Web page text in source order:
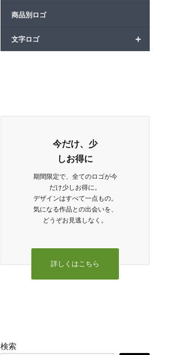
商品別ロゴ
+
文字ロゴ
今だけ、少
しお得に
期間限定で、全てのロゴが今
だけ少しお得に。
デザインはすべて一点もの。
気になる作品との出会いを、
どうぞお見逃しなく。
詳しくはこちら
検索